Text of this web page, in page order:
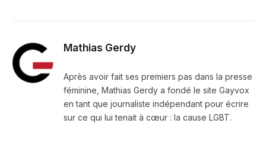
Mathias Gerdy
Après avoir fait ses premiers pas dans la presse
féminine, Mathias Gerdy a fondé le site Gayvox
en tant que journaliste indépendant pour écrire
sur ce qui lui tenait à cœur : la cause LGBT.